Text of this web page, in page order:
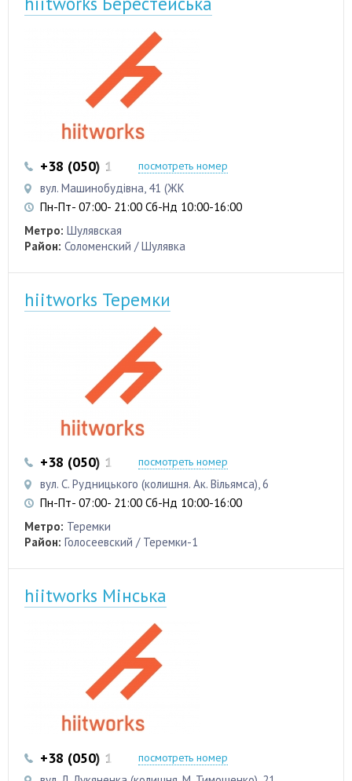
+38 (050) 103 22 22 +38 (050) 103 22 22
посмотреть номер
вул. Машинобудівна, 41 (ЖК
Пн-Пт- 07:00- 21:00 Сб-Нд 10:00-16:00
Метро: Шулявская
Район: Соломенский / Шулявка
hiitworks Теремки
+38 (050) 103 22 22 +38 (050) 103 22 22
посмотреть номер
вул. С. Рудницького (колишня. Ак. Вільямса), 6
Пн-Пт- 07:00- 21:00 Сб-Нд 10:00-16:00
Метро: Теремки
Район: Голосеевский / Теремки-1
hiitworks Мінська
+38 (050) 103 22 22 +38 (050) 103 22 22
посмотреть номер